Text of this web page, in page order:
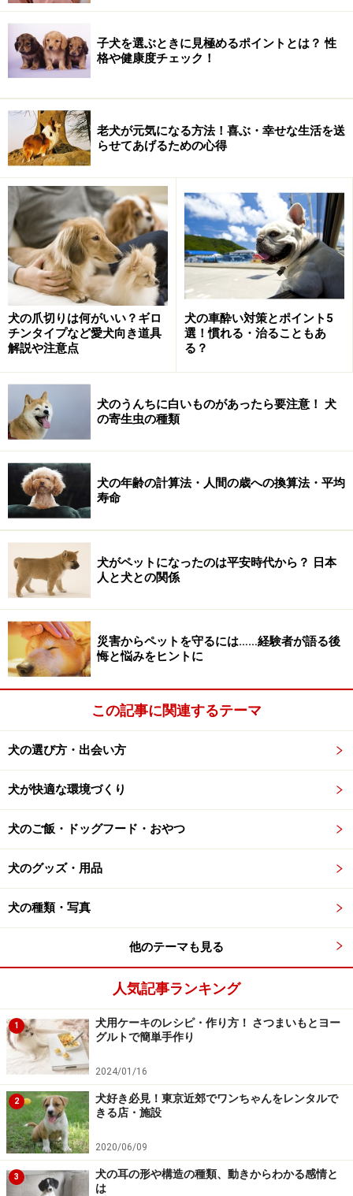
子犬を選ぶときに見極めるポイントとは？ 性
格や健康度チェック！
老犬が元気になる方法！喜ぶ・幸せな生活を送
らせてあげるための心得
犬の爪切りは何がいい？ギロ
チンタイプなど愛犬向き道具
解説や注意点
犬の車酔い対策とポイント5
選！慣れる・治ることもあ
る？
犬のうんちに白いものがあったら要注意！ 犬
の寄生虫の種類
犬の年齢の計算法・人間の歳への換算法・平均
寿命
犬がペットになったのは平安時代から？ 日本
人と犬との関係
災害からペットを守るには……経験者が語る後
悔と悩みをヒントに
この記事に関連するテーマ
犬の選び方・出会い方
犬が快適な環境づくり
犬のご飯・ドッグフード・おやつ
犬のグッズ・用品
犬の種類・写真
他のテーマも見る
人気記事ランキング
1
犬用ケーキのレシピ・作り方！ さつまいもとヨー
グルトで簡単手作り
2024/01/16
2
犬好き必見！東京近郊でワンちゃんをレンタルで
きる店・施設
2020/06/09
3
犬の耳の形や構造の種類、動きからわかる感情と
は